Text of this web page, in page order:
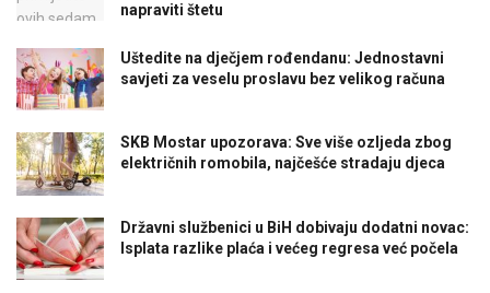
napraviti štetu
Uštedite na dječjem rođendanu: Jednostavni
savjeti za veselu proslavu bez velikog računa
SKB Mostar upozorava: Sve više ozljeda zbog
električnih romobila, najčešće stradaju djeca
Državni službenici u BiH dobivaju dodatni novac:
Isplata razlike plaća i većeg regresa već počela